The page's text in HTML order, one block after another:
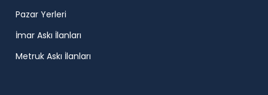
Pazar Yerleri
İmar Askı İlanları
Metruk Askı İlanları